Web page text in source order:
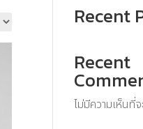
Recent
Recent
ไม่มีความเห็นที่